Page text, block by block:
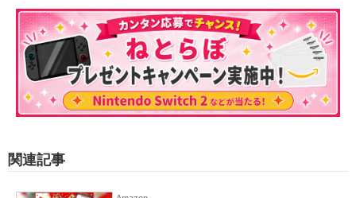
エネルギーの専門メディア
建設×テクノロジーの最前線
ちょっと気になるネットの話題
関連記事